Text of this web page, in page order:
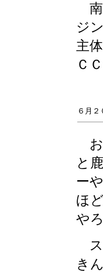
南
ジ
主
Ｃ
６月２
お
と
ー
ほ
や
ス
き